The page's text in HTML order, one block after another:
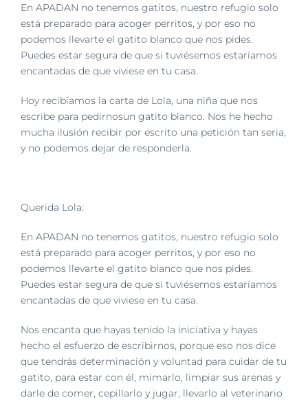
En APADAN no tenemos gatitos, nuestro refugio solo
está preparado para acoger perritos, y por eso no
podemos llevarte el gatito blanco que nos pides.
Puedes estar segura de que si tuviésemos estaríamos
encantadas de que viviese en tu casa.
Hoy recibíamos la carta de Lola, una niña que nos
escribe para pedirnosun gatito blanco. Nos he hecho
mucha ilusión recibir por escrito una petición tan seria,
y no podemos dejar de responderla.
Querida Lola:
En APADAN no tenemos gatitos, nuestro refugio solo
está preparado para acoger perritos, y por eso no
podemos llevarte el gatito blanco que nos pides.
Puedes estar segura de que si tuviésemos estaríamos
encantadas de que viviese en tu casa.
Nos encanta que hayas tenido la iniciativa y hayas
hecho el esfuerzo de escribirnos, porque eso nos dice
que tendrás determinación y voluntad para cuidar de tu
gatito, para estar con él, mimarlo, limpiar sus arenas y
darle de comer, cepillarlo y jugar, llevarlo al veterinario